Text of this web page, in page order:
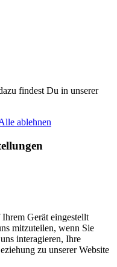
findest Du in unserer
ablehnen
Gerät eingestellt
mitzuteilen, wenn Sie
interagieren, Ihre
zu unserer Website